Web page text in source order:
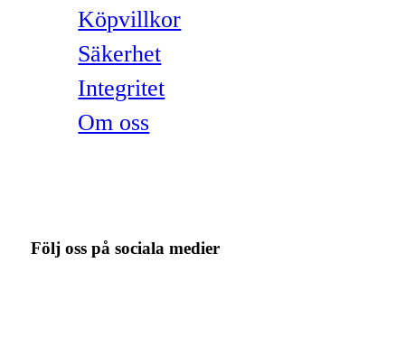
Köpvillkor
Säkerhet
Integritet
Om oss
Följ oss på sociala medier